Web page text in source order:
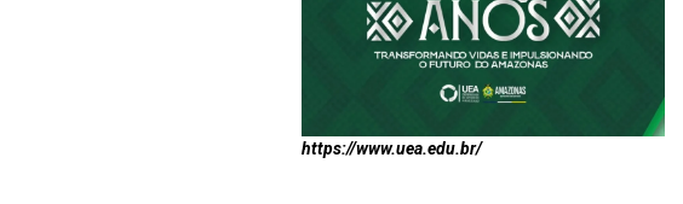
https://www.uea.edu.br/